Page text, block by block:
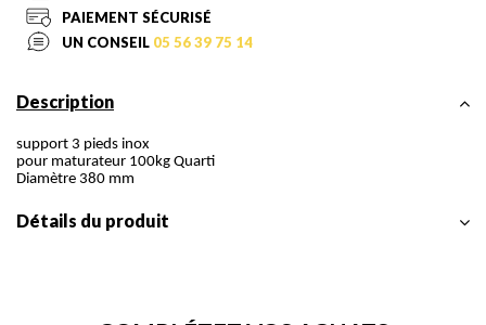
PAIEMENT SÉCURISÉ
UN CONSEIL 05 56 39 75 14
Description
support 3 pieds inox
pour maturateur 100kg Quarti
Diamètre 380 mm
Détails du produit